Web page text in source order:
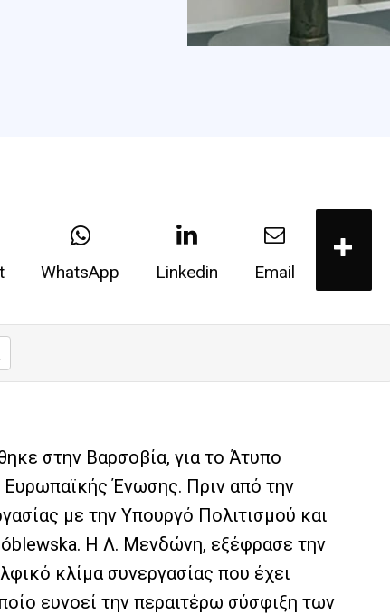
WhatsApp Linkedin Email
στην Βαρσοβία, για το Άτυπο
Ένωσης. Πριν από την
με την Υπουργό Πολιτισμού και
Η Λ. Μενδώνη, εξέφρασε την
κλίμα συνεργασίας που έχει
ευνοεί την περαιτέρω σύσφιξη των